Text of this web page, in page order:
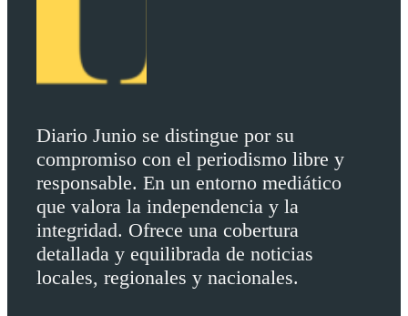
Diario Junio se distingue por su
compromiso con el periodismo libre y
responsable. En un entorno mediático
que valora la independencia y la
integridad. Ofrece una cobertura
detallada y equilibrada de noticias
locales, regionales y nacionales.